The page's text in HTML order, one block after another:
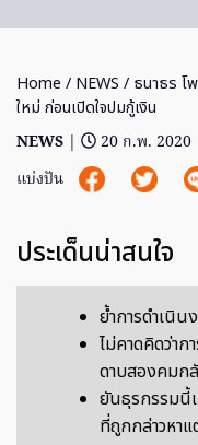
Home / NEWS / ธนาธร โ
ใหม่ ก่อนเปิดใจปมกู้เงิน
NEWS |
20 ก.พ. 2020
แบ่งปัน
ประเด็นน่าสนใจ
ย้ำการดำเนิน
ไม่คาดคิดว่าก
ดาบสองคมก
ยันธุรกรรมนี้เ
ที่ถูกกล่าวหาแ